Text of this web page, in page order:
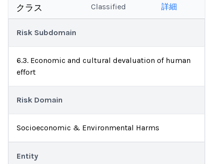
クラス
Classified
詳細
Risk Subdomain
6.3. Economic and cultural devaluation of human
effort
Risk Domain
Socioeconomic & Environmental Harms
Entity